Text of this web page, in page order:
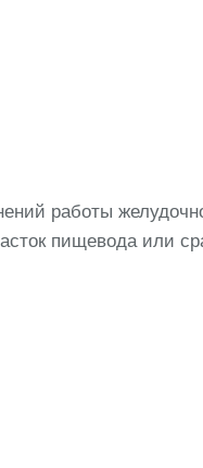
работы
пищевода или